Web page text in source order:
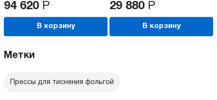
94 620 Р
В корзину
29 880 Р
В корзину
Метки
Прессы для тиснения фольгой